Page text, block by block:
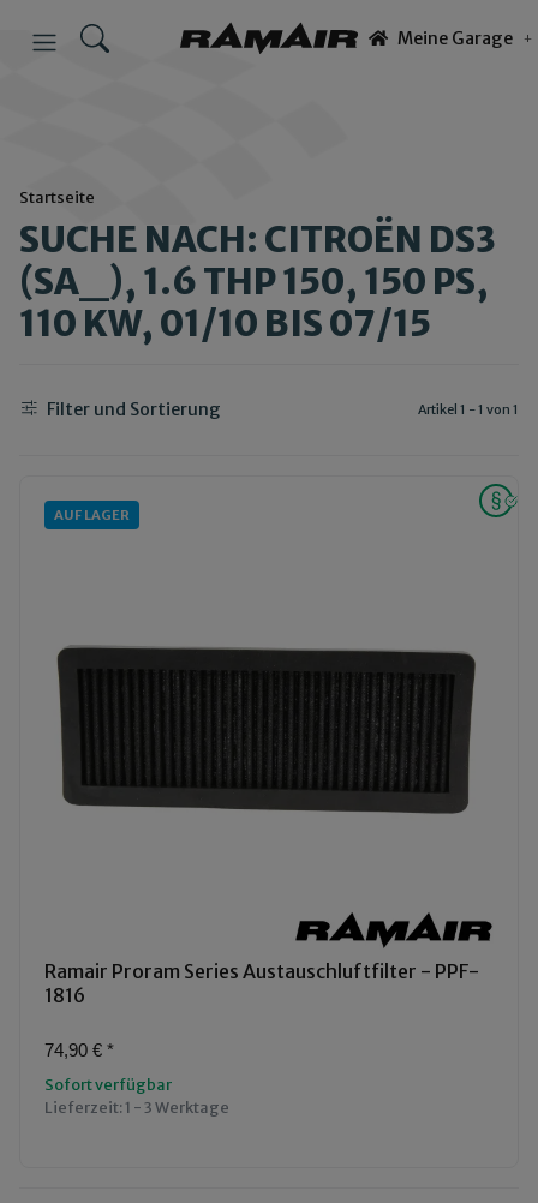
Meine Garage
Startseite
SUCHE NACH: CITROËN DS3
(SA_), 1.6 THP 150, 150 PS,
110 KW, 01/10 BIS 07/15
Filter und Sortierung Artikel 1 - 1 von 1
AUF LAGER
Ramair Proram Series Austauschluftfilter - PPF-
1816
74,90 € *
Sofort verfügbar
Lieferzeit:1 - 3 Werktage